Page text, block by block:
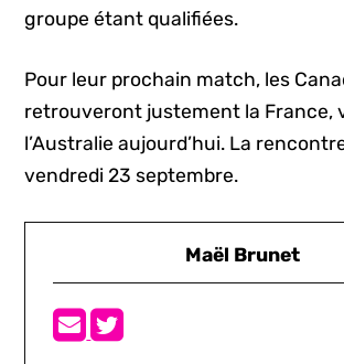
groupe étant qualifiées.
Pour leur prochain match, les
retrouveront justement la France,
l’Australie aujourd’hui. La
vendredi 23 septembre.
Maël Brunet